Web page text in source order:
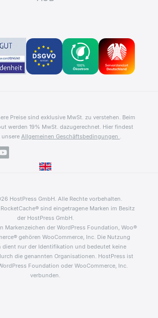
Preise sind exklusive MwSt. zu verstehen. Beim
werden 19% MwSt. dazugerechnet. Hier findest
unsereAllgemeinen Geschäftsbedingungen .
HostPress GmbH. Alle Rechte vorbehalten.
sind eingetragene Marken im Besitz
der HostPress GmbH.
Markenzeichen der WordPress Foundation, Woo®
gehören WooCommerce, Inc. Die Nutzung
dient nur der Identifikation und bedeutet keine
die genannten Organisationen. HostPress ist
Foundation oder WooCommerce, Inc.
verbunden.